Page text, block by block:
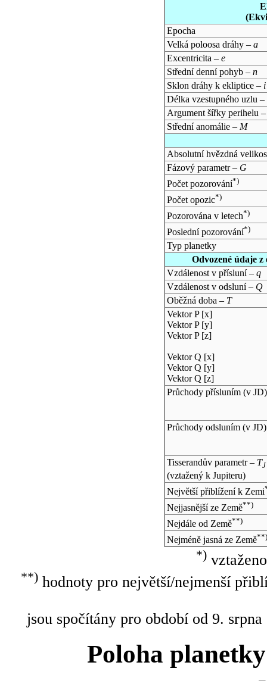
Epocha
Velká poloosa dráhy – a
Excentricita – e
Střední denní pohyb – n
Sklon dráhy k ekliptice – i
Délka vzestupného uzlu –
Argument šířky perihelu
Střední anomálie – M
Absolutní hvězdná
Fázový parametr – G
Počet pozorování*)
Počet opozic*)
Pozorována v letech*)
Poslední pozorování*)
Typ planetky
Odvozené údaje
Vzdálenost v přísluní – q
Vzdálenost v odsluní – Q
Oběžná doba – T
Vektor P [x]
Vektor P [y]
Vektor P [z]
Vektor Q [x]
Vektor Q [y]
Vektor Q [z]
Průchody přísluním (v JD)
Průchody odsluním (v JD)
Tisserandův parametr – TJ
(vztažený k Jupiteru)
Největší přiblížení k Zemi
Nejjasnější ze Země**)
Nejdále od Země**)
Nejméně jasná ze Země**)
*)
**)hodnoty pro největší/nejmenší
jsou spočítány pro období od 9.
Poloha